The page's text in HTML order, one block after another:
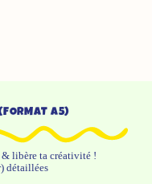
A5)
libère ta créativité !
détaillées